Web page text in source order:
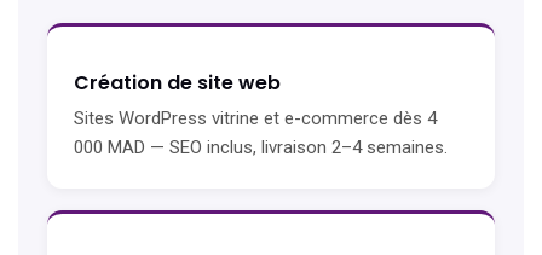
Création de site web
Sites WordPress vitrine et e-commerce dès 4
000 MAD — SEO inclus, livraison 2–4 semaines.